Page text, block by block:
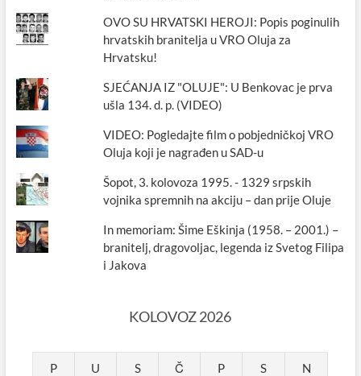
OVO SU HRVATSKI HEROJI: Popis poginulih
hrvatskih branitelja u VRO Oluja za
Hrvatsku!
SJEĆANJA IZ "OLUJE": U Benkovac je prva
ušla 134. d. p. (VIDEO)
VIDEO: Pogledajte film o pobjedničkoj VRO
Oluja koji je nagrađen u SAD-u
Šopot, 3. kolovoza 1995. - 1329 srpskih
vojnika spremnih na akciju – dan prije Oluje
In memoriam: Šime Eškinja (1958. – 2001.) –
branitelj, dragovoljac, legenda iz Svetog Filipa
i Jakova
KOLOVOZ 2026
P U S Č P S N